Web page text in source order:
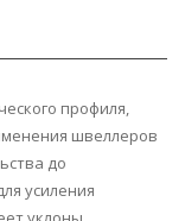
профиля,
швеллеров
до
усиления